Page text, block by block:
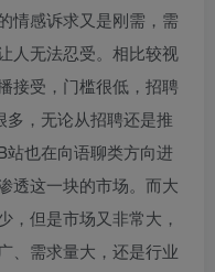
情感诉求又是刚需，需
人无法忍受。相比较视
接受，门槛很低，招聘
，无论从招聘还是推
站也在向语聊类方向进
透这一块的市场。而大
，但是市场又非常大，
、需求量大，还是行业